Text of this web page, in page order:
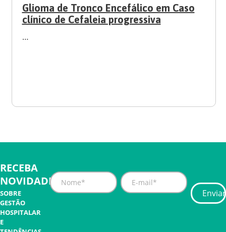
Glioma de Tronco Encefálico em Caso
clínico de Cefaleia progressiva
…
RECEBA
NOVIDADES
SOBRE
GESTÃO
HOSPITALAR
E